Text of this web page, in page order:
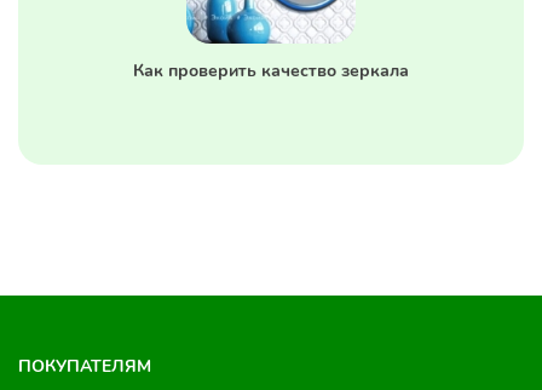
Как проверить качество зеркала
ПОКУПАТЕЛЯМ